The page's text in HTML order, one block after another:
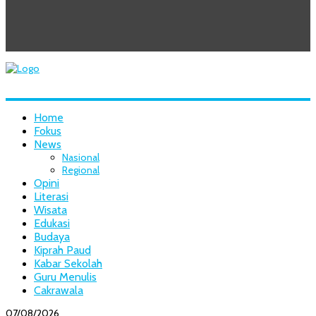
Home
Fokus
News
Nasional
Regional
Opini
Literasi
Wisata
Edukasi
Budaya
Kiprah Paud
Kabar Sekolah
Guru Menulis
Cakrawala
07/08/2026